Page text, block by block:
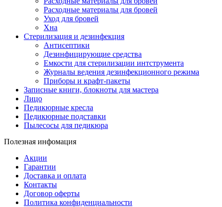
Расходные материалы для бровей
Уход для бровей
Хна
Стерилизация и дезинфекция
Антисептики
Дезинфицирующие средства
Емкости для стерилизации интструмента
Журналы ведения дезинфекционного режима
Приборы и крафт-пакеты
Записные книги, блокноты для мастера
Лицо
Педикюрные кресла
Педикюрные подставки
Пылесосы для педикюра
Полезная инфомация
Акции
Гарантии
Доставка и оплата
Контакты
Договор оферты
Политика конфиденциальности